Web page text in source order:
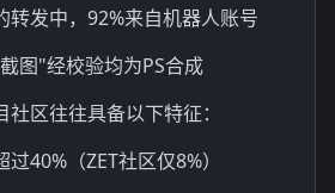
转发中，92%来自机器人账号
图"经校验均为PS合成
区往往具备以下特征：
40%（ZET社区仅8%）